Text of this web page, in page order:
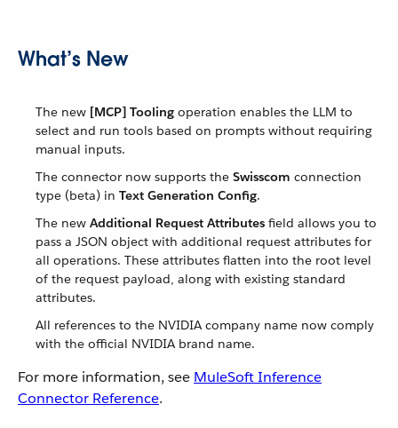
What’s New
The new [MCP] Tooling operation enables the LLM to
select and run tools based on prompts without requiring
manual inputs.
The connector now supports the Swisscom connection
type (beta) in Text Generation Config.
The new Additional Request Attributes field allows you to
pass a JSON object with additional request attributes for
all operations. These attributes flatten into the root level
of the request payload, along with existing standard
attributes.
All references to the NVIDIA company name now comply
with the official NVIDIA brand name.
For more information, see MuleSoft Inference
Connector Reference.